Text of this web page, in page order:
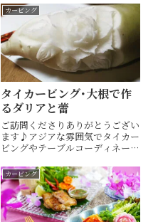
市 Hiroko's Thai Table (ヒロコ
ズタイテーブル) 間 ひろこ(ハザ
マヒロコ)です(^^) * * *...
カービング
タイカービング･大根で作
るダリアと蕾
ご訪問くださりありがとうござい
ます♪アジアな雰囲気でタイカー
ビングやテーブルコーディネート
市 Hiroko's Thai Table (ヒロコ
ズタイテーブル) 間 ひろこです
(^^) * * * * * * *...
カービング